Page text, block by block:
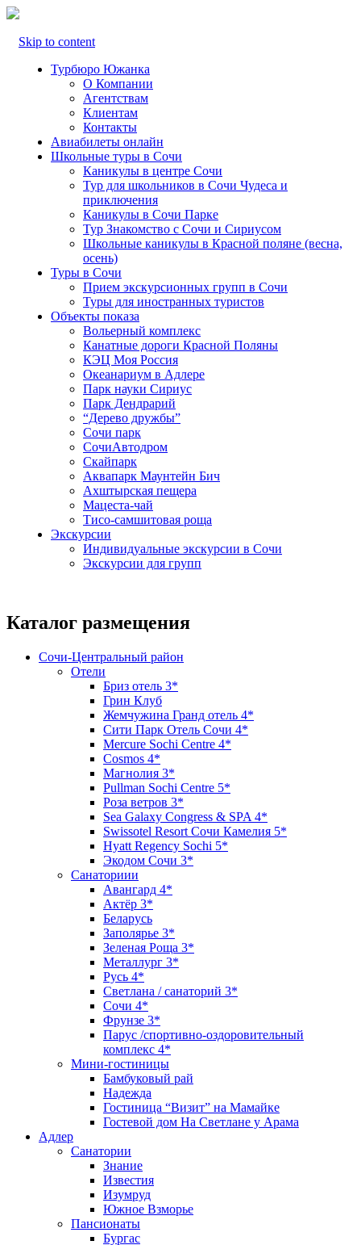
Skip to content
Турбюро Южанка
О Компании
Агентствам
Клиентам
Контакты
Авиабилеты онлайн
Школьные туры в Сочи
Каникулы в центре Сочи
Тур для школьников в Сочи Чудеса и
приключения
Каникулы в Сочи Парке
Тур Знакомство с Сочи и Сириусом
Школьные каникулы в Красной поляне (весна,
осень)
Туры в Сочи
Прием экскурсионных групп в Сочи
Туры для иностранных туристов
Объекты показа
Вольерный комплекс
Канатные дороги Красной Поляны
КЭЦ Моя Россия
Океанариум в Адлере
Парк науки Сириус
Парк Дендрарий
“Дерево дружбы”
Сочи парк
СочиАвтодром
Скайпарк
Аквапарк Маунтейн Бич
Ахштырская пещера
Мацеста-чай
Тисо-самшитовая роща
Экскурсии
Индивидуальные экскурсии в Сочи
Экскурсии для групп
Каталог размещения
Сочи-Центральный район
Отели
Бриз отель 3*
Грин Клуб
Жемчужина Гранд отель 4*
Сити Парк Отель Сочи 4*
Mercure Sochi Centre 4*
Cosmos 4*
Магнолия 3*
Pullman Sochi Сеntre 5*
Роза ветров 3*
Sea Galaxy Congress & SPA 4*
Swissotel Resort Сочи Камелия 5*
Hyatt Regency Sochi 5*
Экодом Сочи 3*
Санаториии
Авангард 4*
Актёр 3*
Беларусь
Заполярье 3*
Зеленая Роща 3*
Металлург 3*
Русь 4*
Светлана / санаторий 3*
Сочи 4*
Фрунзе 3*
Парус /спортивно-оздоровительный
комплекс 4*
Мини-гостиницы
Бамбуковый рай
Надежда
Гостиница “Визит” на Мамайке
Гостевой дом На Светлане у Арама
Адлер
Санатории
Знание
Известия
Изумруд
Южное Взморье
Пансионаты
Бургас